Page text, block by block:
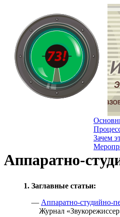
Зачем
Аппаратно-
1. Заглавные статьи:
— Аппаратно-студийно-
Журнал